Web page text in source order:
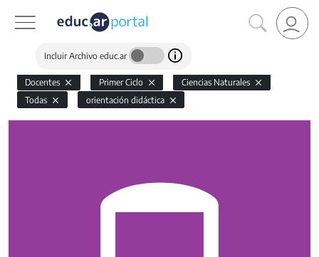
Incluir Archivo educ.ar
Docentes Primer Ciclo
Ciencias Naturales
Todas
orientación didáctica